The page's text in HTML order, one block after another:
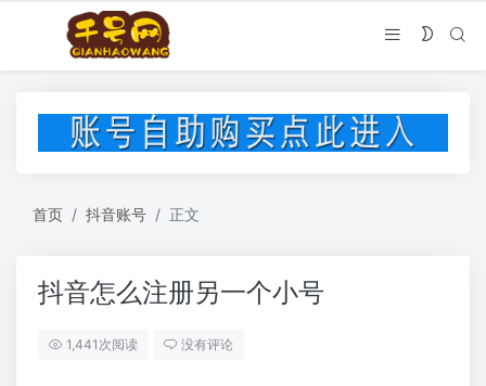
首页 抖音账号 正文
抖音怎么注册另一个小号
1,441次阅读 没有评论